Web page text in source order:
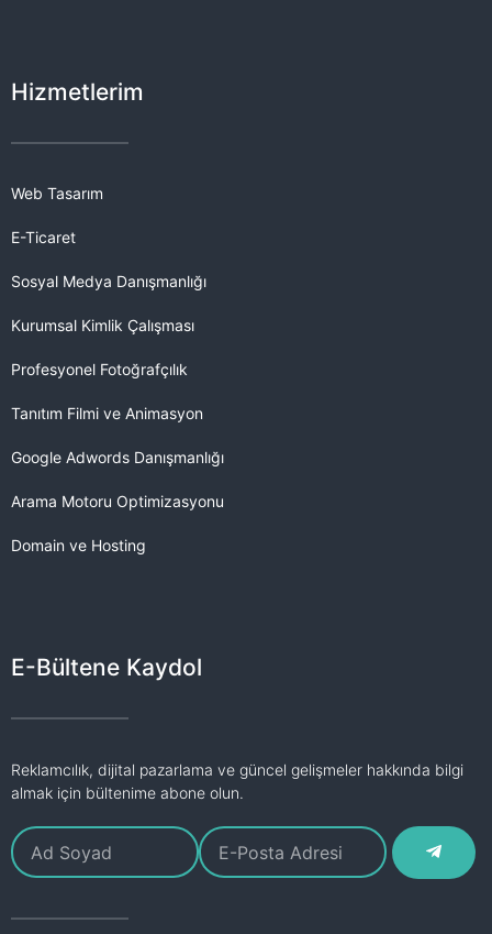
Hizmetlerim
Web Tasarım
E-Ticaret
Sosyal Medya Danışmanlığı
Kurumsal Kimlik Çalışması
Profesyonel Fotoğrafçılık
Tanıtım Filmi ve Animasyon
Google Adwords Danışmanlığı
Arama Motoru Optimizasyonu
Domain ve Hosting
E-Bültene Kaydol
Reklamcılık, dijital pazarlama ve güncel gelişmeler hakkında bilgi
almak için bültenime abone olun.